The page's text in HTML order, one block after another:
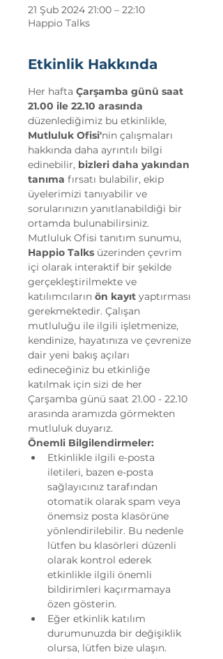
21 Şub 2024 21:00 – 22:10
Happio Talks
Etkinlik Hakkında
Her hafta Çarşamba günü saat
21.00 ile 22.10 arasında
düzenlediğimiz bu etkinlikle,
Mutluluk Ofisi'nin çalışmaları
hakkında daha ayrıntılı bilgi
edinebilir, bizleri daha yakından
tanıma fırsatı bulabilir, ekip
üyelerimizi tanıyabilir ve
sorularınızın yanıtlanabildiği bir
ortamda bulunabilirsiniz.
Mutluluk Ofisi tanıtım sunumu,
Happio Talks üzerinden çevrim
içi olarak interaktif bir şekilde
gerçekleştirilmekte ve
katılımcıların ön kayıt yaptırması
gerekmektedir. Çalışan
mutluluğu ile ilgili işletmenize,
kendinize, hayatınıza ve çevrenize
dair yeni bakış açıları
edineceğiniz bu etkinliğe
katılmak için sizi de her
Çarşamba günü saat 21.00 - 22.10
arasında aramızda görmekten
mutluluk duyarız.
Önemli Bilgilendirmeler:
Etkinlikle ilgili e-posta
iletileri, bazen e-posta
sağlayıcınız tarafından
otomatik olarak spam veya
önemsiz posta klasörüne
yönlendirilebilir. Bu nedenle
lütfen bu klasörleri düzenli
olarak kontrol ederek
etkinlikle ilgili önemli
bildirimleri kaçırmamaya
özen gösterin.
Eğer etkinlik katılım
durumunuzda bir değişiklik
olursa, lütfen bize ulaşın.